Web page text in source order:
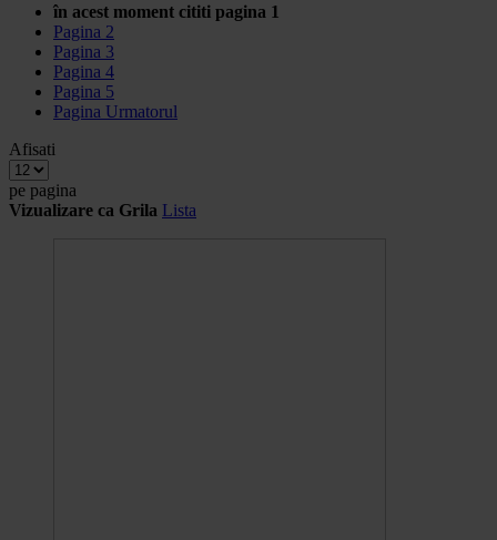
în acest moment cititi pagina 1
Pagina 2
Pagina 3
Pagina 4
Pagina 5
Pagina Urmatorul
Afisati
pe pagina
Vizualizare ca Grila Lista